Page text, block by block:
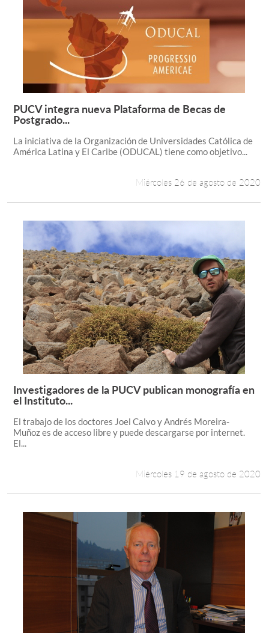
Leer más +
PUCV integra nueva Plataforma de Becas de
Postgrado...
La iniciativa de la Organización de Universidades Católica de
América Latina y El Caribe (ODUCAL) tiene como objetivo...
Miércoles 26 de agosto de 2020
Leer más +
Investigadores de la PUCV publican monografía en
el Instituto...
El trabajo de los doctores Joel Calvo y Andrés Moreira-
Muñoz es de acceso libre y puede descargarse por internet.
El...
Miércoles 19 de agosto de 2020